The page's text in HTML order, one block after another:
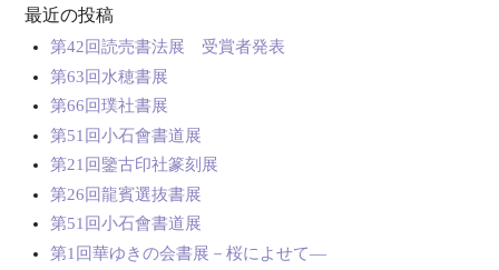
最近の投稿
第42回読売書法展 受賞者発表
第63回水穂書展
第66回璞社書展
第51回小石會書道展
第21回鑒古印社篆刻展
第26回龍賓選抜書展
第51回小石會書道展
第1回華ゆきの会書展－桜によせて―